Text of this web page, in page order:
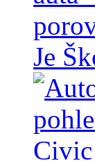
Je